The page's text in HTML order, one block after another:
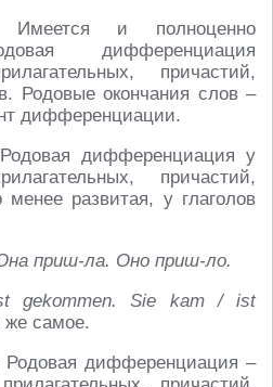
и полноценно
дифференциация
причастий,
Родовые окончания слов –
дифференциации.
дифференциация у
причастий,
развитая, у глаголов
приш-ла. Оно приш-ло.
gekommen. Sie kam /ist
же самое.
Родовая дифференциация –